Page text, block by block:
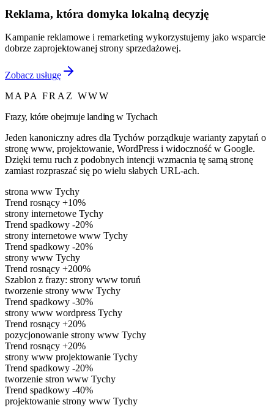
Reklama, która domyka lokalną decyzję
Kampanie reklamowe i remarketing wykorzystujemy jako wsparcie
dobrze zaprojektowanej strony sprzedażowej.
Zobacz usługę
MAPA FRAZ WWW
Frazy, które obejmuje landing w Tychach
Jeden kanoniczny adres dla Tychów porządkuje warianty zapytań o
stronę www, projektowanie, WordPress i widoczność w Google.
Dzięki temu ruch z podobnych intencji wzmacnia tę samą stronę
zamiast rozpraszać się po wielu słabych URL-ach.
strona www Tychy
Trend rosnący +10%
strony internetowe Tychy
Trend spadkowy -20%
strony internetowe www Tychy
Trend spadkowy -20%
strony www Tychy
Trend rosnący +200%
Szablon z frazy: strony www toruń
tworzenie strony www Tychy
Trend spadkowy -30%
strony www wordpress Tychy
Trend rosnący +20%
pozycjonowanie strony www Tychy
Trend rosnący +20%
strony www projektowanie Tychy
Trend spadkowy -20%
tworzenie stron www Tychy
Trend spadkowy -40%
projektowanie strony www Tychy